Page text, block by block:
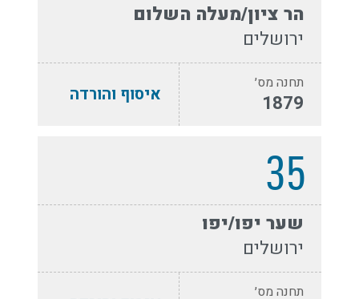
הר ציון/מעלה השלום
ירושלים
תחנה מס׳
1879 איסוף והורדה
35
שער יפו/יפו
ירושלים
תחנה מס׳